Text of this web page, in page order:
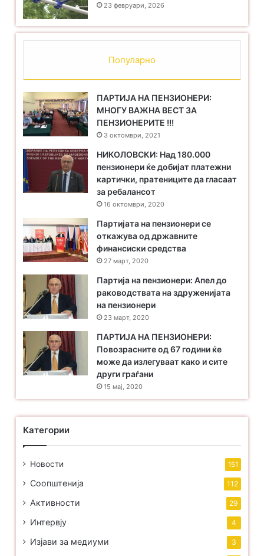
23 февруари, 2026
Популарно
ПАРТИЈА НА ПЕНЗИОНЕРИ:
МНОГУ ВАЖНА ВЕСТ ЗА
ПЕНЗИОНЕРИТЕ !!!
3 октомври, 2021
НИКОЛОВСКИ: Над 180.000
пензионери ќе добијат платежни
картички, пратениците да гласаат
за ребалансот
16 октомври, 2020
Партијата на пензионери се
откажува од државните
финансиски средства
27 март, 2020
Партија на пензионери: Апел до
раководствата на здруженијата
на пензионери
23 март, 2020
ПАРТИЈА НА ПЕНЗИОНЕРИ:
Повозрасните од 67 години ќе
може да излегуваат како и сите
други граѓани
15 мај, 2020
Категории
Новости 151
Соопштенија 112
Активности 29
Интервју 4
Изјави за медиуми 3